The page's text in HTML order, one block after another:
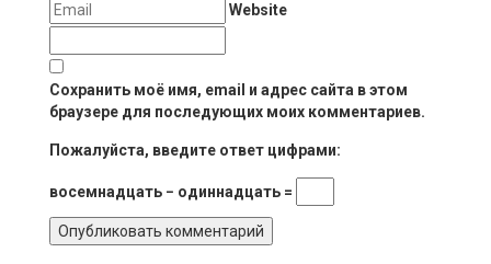
Website
Сохранить моё имя, email и адрес сайта в этом
браузере для последующих моих комментариев.
Пожалуйста, введите ответ цифрами:
восемнадцать − одиннадцать =